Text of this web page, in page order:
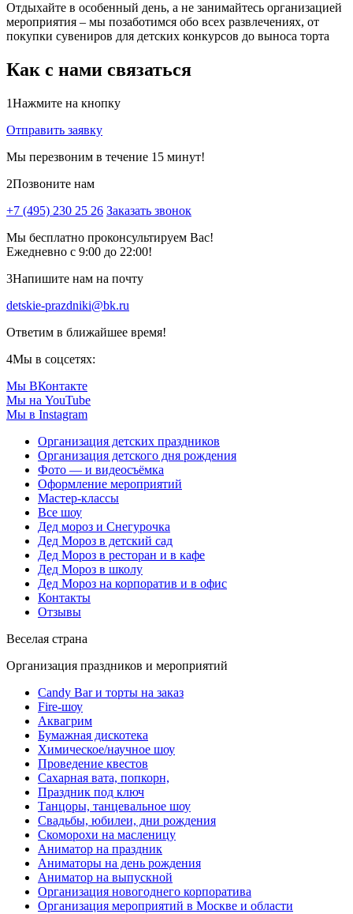
Отдыхайте в особенный день, а не занимайтесь организацией
мероприятия – мы позаботимся обо всех развлечениях, от
покупки сувениров для детских конкурсов до выноса торта
Как с нами связаться
1Нажмите на кнопку
Отправить заявку
Мы перезвоним в течение 15 минут!
2Позвоните нам
+7 (495) 230 25 26 Заказать звонок
Мы бесплатно проконсультируем Вас!
Ежедневно с 9:00 до 22:00!
3Напишите нам на почту
detskie-prazdniki@bk.ru
Ответим в ближайшее время!
4Мы в соцсетях:
Мы ВКонтакте
Мы на YouTube
Мы в Instagram
Организация детских праздников
Организация детского дня рождения
Фото — и видеосъёмка
Оформление мероприятий
Мастер-классы
Все шоу
Дед мороз и Снегурочка
Дед Мороз в детский сад
Дед Мороз в ресторан и в кафе
Дед Мороз в школу
Дед Мороз на корпоратив и в офис
Контакты
Отзывы
Веселая страна
Организация праздников и мероприятий
Candy Bar и торты на заказ
Fire-шоу
Аквагрим
Бумажная дискотека
Химическое/научное шоу
Проведение квестов
Сахарная вата, попкорн,
Праздник под ключ
Танцоры, танцевальное шоу
Свадьбы, юбилеи, дни рождения
Скоморохи на масленицу
Аниматор на праздник
Аниматоры на день рождения
Аниматор на выпускной
Организация новогоднего корпоратива
Организация мероприятий в Москве и области